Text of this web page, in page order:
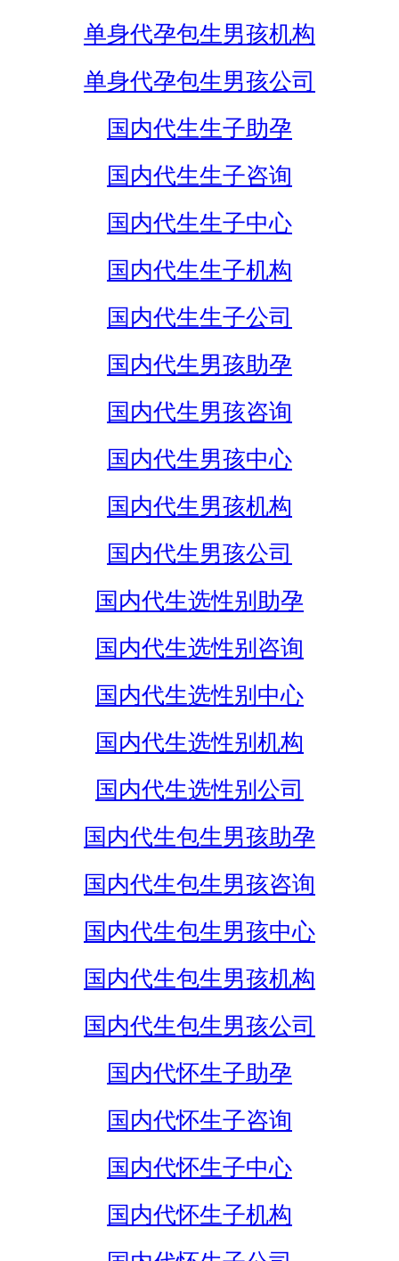
单身代孕包生男孩机构
单身代孕包生男孩公司
国内代生生子助孕
国内代生生子咨询
国内代生生子中心
国内代生生子机构
国内代生生子公司
国内代生男孩助孕
国内代生男孩咨询
国内代生男孩中心
国内代生男孩机构
国内代生男孩公司
国内代生选性别助孕
国内代生选性别咨询
国内代生选性别中心
国内代生选性别机构
国内代生选性别公司
国内代生包生男孩助孕
国内代生包生男孩咨询
国内代生包生男孩中心
国内代生包生男孩机构
国内代生包生男孩公司
国内代怀生子助孕
国内代怀生子咨询
国内代怀生子中心
国内代怀生子机构